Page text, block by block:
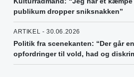
publikum dropper sniksnakken”
ARTIKEL - 30.06.2026
Politik fra scenekanten: “Der går
opfordringer til vold, had og